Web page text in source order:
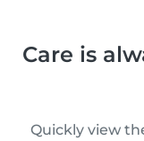
Care is
Quickly view